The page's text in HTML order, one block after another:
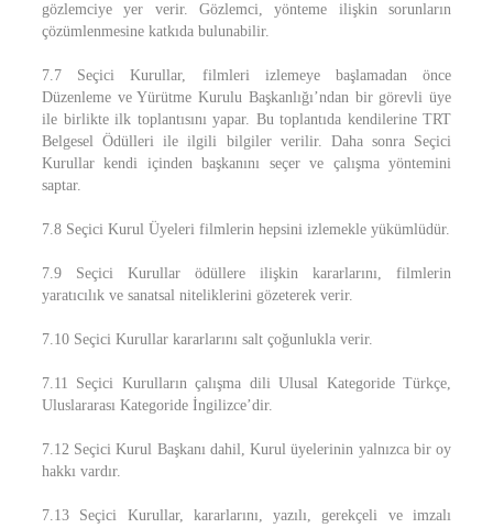
gözlemciye yer verir. Gözlemci, yönteme ilişkin sorunların
çözümlenmesine katkıda bulunabilir.
7.7 Seçici Kurullar, filmleri izlemeye başlamadan önce
Düzenleme ve Yürütme Kurulu Başkanlığı’ndan bir görevli üye
ile birlikte ilk toplantısını yapar. Bu toplantıda kendilerine TRT
Belgesel Ödülleri ile ilgili bilgiler verilir. Daha sonra Seçici
Kurullar kendi içinden başkanını seçer ve çalışma yöntemini
saptar.
7.8 Seçici Kurul Üyeleri filmlerin hepsini izlemekle yükümlüdür.
7.9 Seçici Kurullar ödüllere ilişkin kararlarını, filmlerin
yaratıcılık ve sanatsal niteliklerini gözeterek verir.
7.10 Seçici Kurullar kararlarını salt çoğunlukla verir.
7.11 Seçici Kurulların çalışma dili Ulusal Kategoride Türkçe,
Uluslararası Kategoride İngilizce’dir.
7.12 Seçici Kurul Başkanı dahil, Kurul üyelerinin yalnızca bir oy
hakkı vardır.
7.13 Seçici Kurullar, kararlarını, yazılı, gerekçeli ve imzalı